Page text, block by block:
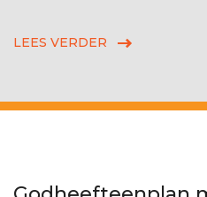
LEES VERDER